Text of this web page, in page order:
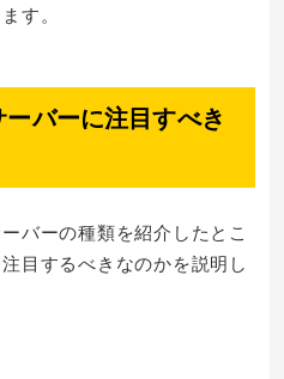
す。
バーに注目すべき
バーの種類を紹介したとこ
目するべきなのかを説明し